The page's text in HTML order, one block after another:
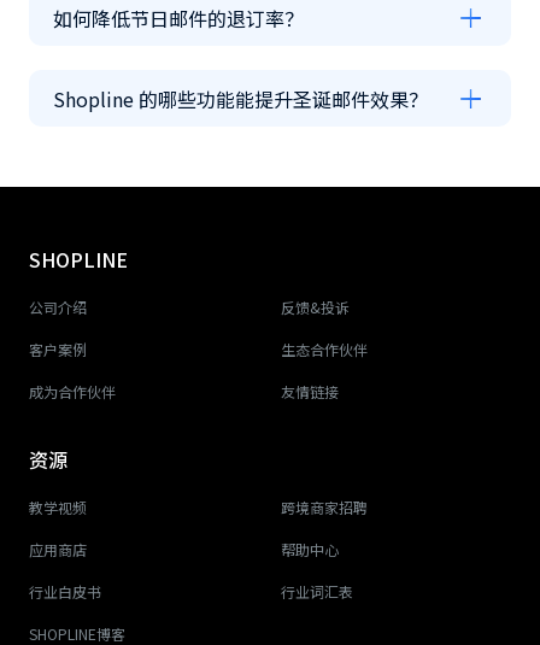
如何降低节日邮件的退订率？
Shopline 的哪些功能能提升圣诞邮件效果？
SHOPLINE
公司介绍 反馈&投诉
客户案例 生态合作伙伴
成为合作伙伴 友情链接
资源
教学视频 跨境商家招聘
应用商店 帮助中心
行业白皮书 行业词汇表
SHOPLINE博客